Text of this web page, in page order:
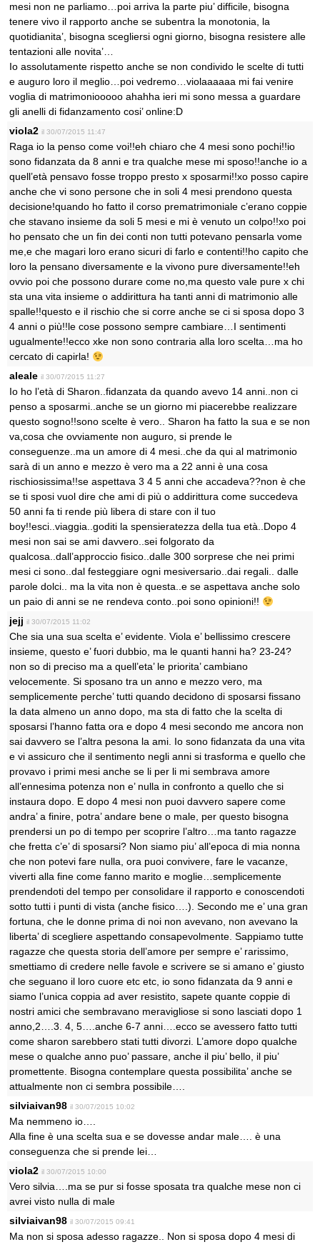
mesi non ne parliamo…poi arriva la parte piu’ difficile, bisogna
tenere vivo il rapporto anche se subentra la monotonia, la
quotidianita’, bisogna scegliersi ogni giorno, bisogna resistere alle
tentazioni alle novita’…
Io assolutamente rispetto anche se non condivido le scelte di tutti
e auguro loro il meglio…poi vedremo…violaaaaaa mi fai venire
voglia di matrimoniooooo ahahha ieri mi sono messa a guardare
gli anelli di fidanzamento cosi’ online:D
viola2 il 30/07/2015 11:47
Raga io la penso come voi!!eh chiaro che 4 mesi sono pochi!!io
sono fidanzata da 8 anni e tra qualche mese mi sposo!!anche io a
quell’età pensavo fosse troppo presto x sposarmi!!xo posso capire
anche che vi sono persone che in soli 4 mesi prendono questa
decisione!quando ho fatto il corso prematrimoniale c’erano coppie
che stavano insieme da soli 5 mesi e mi è venuto un colpo!!xo poi
ho pensato che un fin dei conti non tutti potevano pensarla vome
me,e che magari loro erano sicuri di farlo e contenti!!ho capito che
loro la pensano diversamente e la vivono pure diversamente!!eh
ovvio poi che possono durare come no,ma questo vale pure x chi
sta una vita insieme o addirittura ha tanti anni di matrimonio alle
spalle!!questo e il rischio che si corre anche se ci si sposa dopo 3
4 anni o più!!le cose possono sempre cambiare…I sentimenti
ugualmente!!ecco xke non sono contraria alla loro scelta…ma ho
cercato di capirla!
aleale il 30/07/2015 11:27
Io ho l’età di Sharon..fidanzata da quando avevo 14 anni..non ci
penso a sposarmi..anche se un giorno mi piacerebbe realizzare
questo sogno!!sono scelte è vero.. Sharon ha fatto la sua e se non
va,cosa che ovviamente non auguro, si prende le
conseguenze..ma un amore di 4 mesi..che da qui al matrimonio
sarà di un anno e mezzo è vero ma a 22 anni è una cosa
rischiosissima!!se aspettava 3 4 5 anni che accadeva??non è che
se ti sposi vuol dire che ami di più o addirittura come succedeva
50 anni fa ti rende più libera di stare con il tuo
boy!!esci..viaggia..goditi la spensieratezza della tua età..Dopo 4
mesi non sai se ami davvero..sei folgorato da
qualcosa..dall’approccio fisico..dalle 300 sorprese che nei primi
mesi ci sono..dal festeggiare ogni mesiversario..dai regali.. dalle
parole dolci.. ma la vita non è questa..e se aspettava anche solo
un paio di anni se ne rendeva conto..poi sono opinioni!!
jejj il 30/07/2015 11:02
Che sia una sua scelta e’ evidente. Viola e’ bellissimo crescere
insieme, questo e’ fuori dubbio, ma le quanti hanni ha? 23-24?
non so di preciso ma a quell’eta’ le priorita’ cambiano
velocemente. Si sposano tra un anno e mezzo vero, ma
semplicemente perche’ tutti quando decidono di sposarsi fissano
la data almeno un anno dopo, ma sta di fatto che la scelta di
sposarsi l’hanno fatta ora e dopo 4 mesi secondo me ancora non
sai davvero se l’altra pesona la ami. Io sono fidanzata da una vita
e vi assicuro che il sentimento negli anni si trasforma e quello che
provavo i primi mesi anche se li per li mi sembrava amore
all’ennesima potenza non e’ nulla in confronto a quello che si
instaura dopo. E dopo 4 mesi non puoi davvero sapere come
andra’ a finire, potra’ andare bene o male, per questo bisogna
prendersi un po di tempo per scoprire l’altro…ma tanto ragazze
che fretta c’e’ di sposarsi? Non siamo piu’ all’epoca di mia nonna
che non potevi fare nulla, ora puoi convivere, fare le vacanze,
viverti alla fine come fanno marito e moglie…semplicemente
prendendoti del tempo per consolidare il rapporto e conoscendoti
sotto tutti i punti di vista (anche fisico….). Secondo me e’ una gran
fortuna, che le donne prima di noi non avevano, non avevano la
liberta’ di scegliere aspettando consapevolmente. Sappiamo tutte
ragazze che questa storia dell’amore per sempre e’ rarissimo,
smettiamo di credere nelle favole e scrivere se si amano e’ giusto
che seguano il loro cuore etc etc, io sono fidanzata da 9 anni e
siamo l’unica coppia ad aver resistito, sapete quante coppie di
nostri amici che sembravano meravigliose si sono lasciati dopo 1
anno,2….3. 4, 5….anche 6-7 anni….ecco se avessero fatto tutti
come sharon sarebbero stati tutti divorzi. L’amore dopo qualche
mese o qualche anno puo’ passare, anche il piu’ bello, il piu’
promettente. Bisogna contemplare questa possibilita’ anche se
attualmente non ci sembra possibile….
silviaivan98 il 30/07/2015 10:02
Ma nemmeno io….
Alla fine è una scelta sua e se dovesse andar male…. è una
conseguenza che si prende lei…
viola2 il 30/07/2015 10:00
Vero silvia….ma se pur si fosse sposata tra qualche mese non ci
avrei visto nulla di male
silviaivan98 il 30/07/2015 09:41
Ma non si sposa adesso ragazze.. Non si sposa dopo 4 mesi di